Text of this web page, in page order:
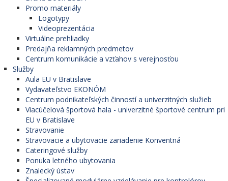
Promo materiály
Logotypy
Videoprezentácia
Virtuálne prehliadky
Predajňa reklamných predmetov
Centrum komunikácie a vzťahov s verejnosťou
Služby
Aula EU v Bratislave
Vydavateľstvo EKONÓM
Centrum podnikateľských činností a univerzitných služieb
Viacúčelová športová hala - univerzitné športové centrum pri
EU v Bratislave
Stravovanie
Stravovacie a ubytovacie zariadenie Konventná
Cateringové služby
Ponuka letného ubytovania
Znalecký ústav